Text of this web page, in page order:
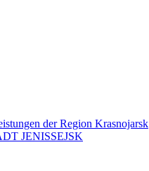
der Region Krasnojarsk
JENISSEJSK